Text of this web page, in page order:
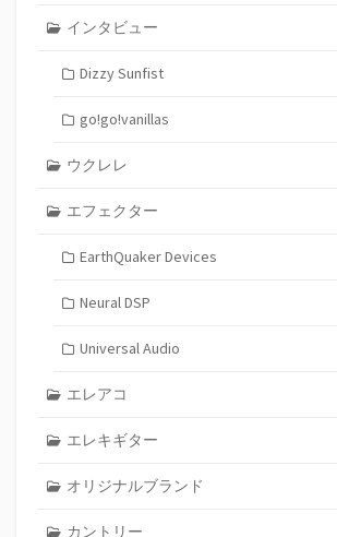
インタビュー
Dizzy Sunfist
go!go!vanillas
ウクレレ
エフェクター
EarthQuaker Devices
Neural DSP
Universal Audio
エレアコ
エレキギター
オリジナルブランド
カントリー